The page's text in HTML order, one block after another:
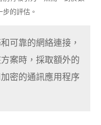
的評估。
可靠的網絡連接，
案時，採取額外的
密的通訊應用程序